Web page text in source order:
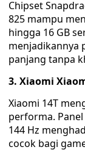
Chipset
825 mampu
hingga 16 GB
menjadikannya
panjang tanpa
3. Xiaomi
Xiaomi 14T
performa.
144 Hz
cocok bagi